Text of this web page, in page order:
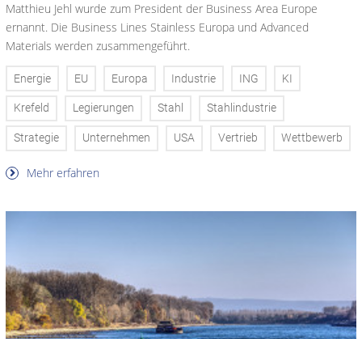
Matthieu Jehl wurde zum President der Business Area Europe
ernannt. Die Business Lines Stainless Europa und Advanced
Materials werden zusammengeführt.
Energie EU Europa Industrie ING KI
Krefeld Legierungen Stahl Stahlindustrie
Strategie Unternehmen USA Vertrieb Wettbewerb
Mehr erfahren